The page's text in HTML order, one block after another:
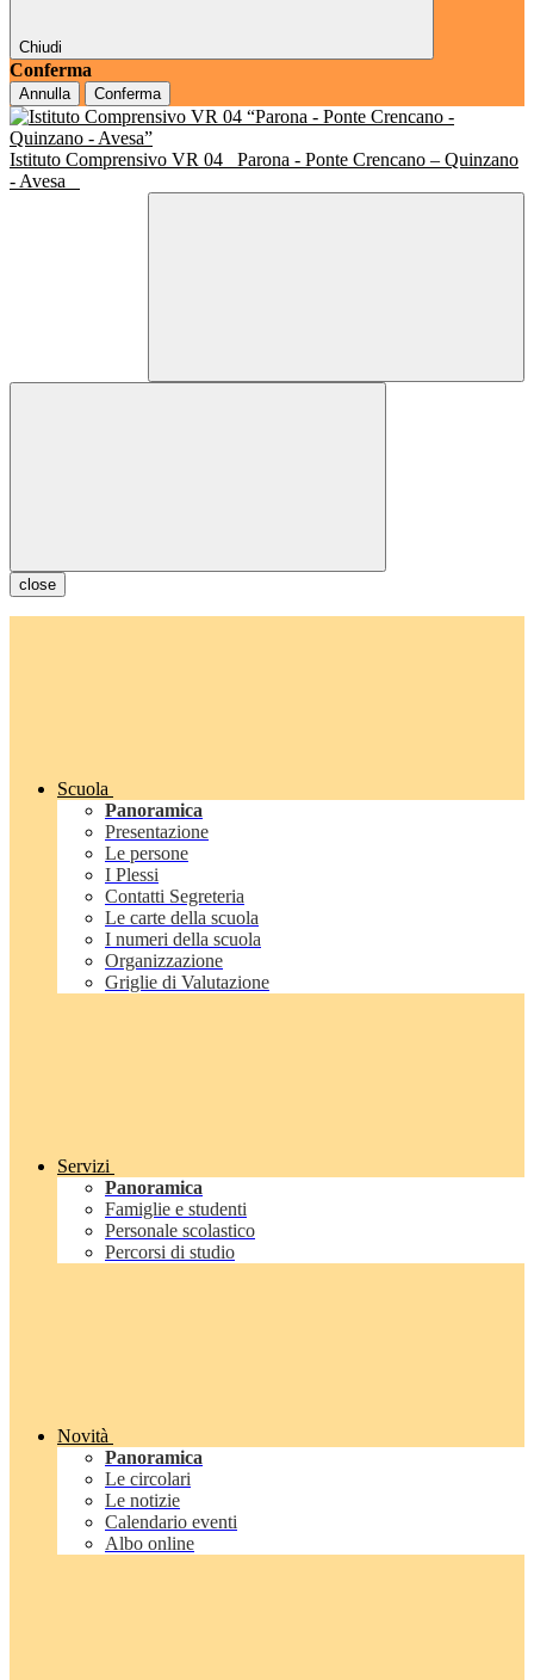
Chiudi
Conferma
Annulla Conferma
Istituto Comprensivo VR 04
Parona - Ponte Crencano – Quinzano
- Avesa
close
Scuola
Panoramica
Presentazione
Le persone
I Plessi
Contatti Segreteria
Le carte della scuola
I numeri della scuola
Organizzazione
Griglie di Valutazione
Servizi
Panoramica
Famiglie e studenti
Personale scolastico
Percorsi di studio
Novità
Panoramica
Le circolari
Le notizie
Calendario eventi
Albo online